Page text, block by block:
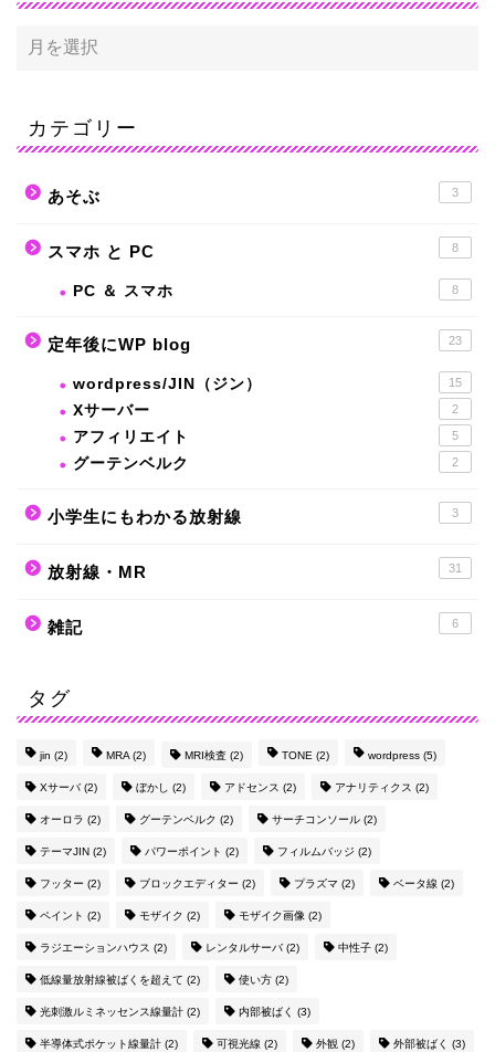
カテゴリー
あそぶ 3
スマホ と PC 8
PC ＆ スマホ 8
定年後にWP blog 23
wordpress/JIN（ジン） 15
Xサーバー 2
アフィリエイト 5
グーテンベルク 2
小学生にもわかる放射線 3
放射線・MR 31
雑記 6
タグ
jin (2) MRA (2) MRI検査 (2) TONE (2) wordpress (5)
Xサーバ (2) ぼかし (2) アドセンス (2) アナリティクス (2)
オーロラ (2) グーテンベルク (2) サーチコンソール (2)
テーマJIN (2) パワーポイント (2) フィルムバッジ (2)
フッター (2) ブロックエディター (2) プラズマ (2) ベータ線 (2)
ペイント (2) モザイク (2) モザイク画像 (2)
ラジエーションハウス (2) レンタルサーバ (2) 中性子 (2)
低線量放射線被ばくを超えて (2) 使い方 (2)
光刺激ルミネッセンス線量計 (2) 内部被ばく (3)
半導体式ポケット線量計 (2) 可視光線 (2) 外観 (2) 外部被ばく (3)